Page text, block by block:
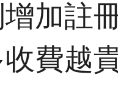
加註
費越